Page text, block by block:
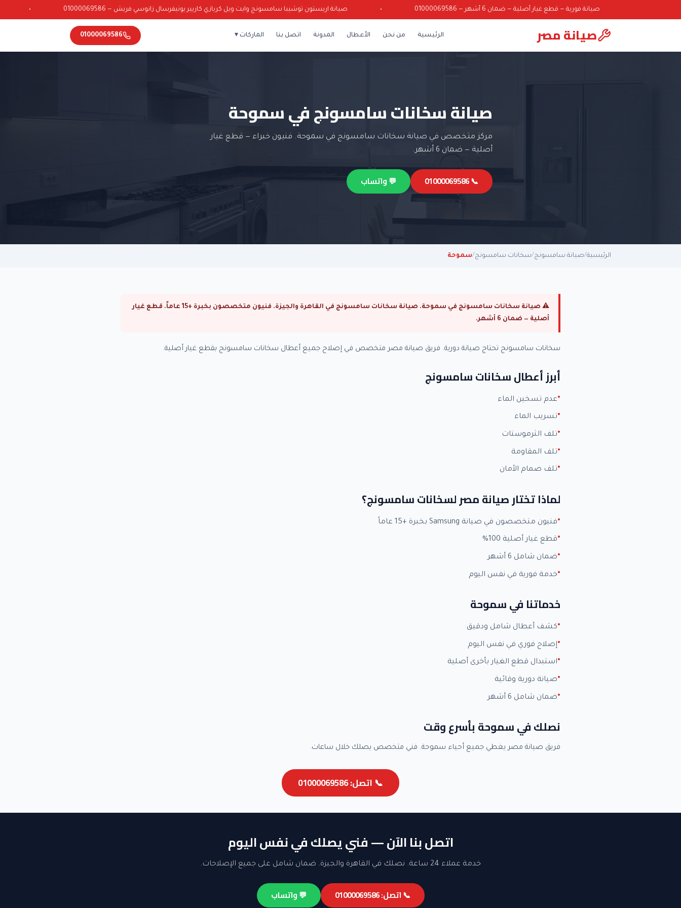
صيانة فورية — قطع غيار أصلية — ضمان 6 أشهر — 01000069586 صيانة اريستون توشيبا سامسونج وايت ويل كريازي كاريير يونيفرسال زانوسي فريش — 01000069586
صيانة مصر الرئيسية من نحن الأعطال المدونة اتصل بنا الماركات ▾ 01000069586
صيانة سخانات سامسونج في سموحة
مركز متخصص في صيانة سخانات سامسونج في سموحة. فنيون خبراء — قطع غيار
أصلية — ضمان 6 أشهر.
📞 01000069586 💬 واتساب
الرئيسية/صيانة سامسونج/سخانات سامسونج/سموحة
⚠ صيانة سخانات سامسونج في سموحة. صيانة سخانات سامسونج في القاهرة والجيزة. فنيون متخصصون بخبرة +15 عاماً. قطع غيار
أصلية — ضمان 6 أشهر.
سخانات سامسونج تحتاج صيانة دورية. فريق صيانة مصر متخصص في إصلاح جميع أعطال سخانات سامسونج بقطع غيار أصلية.
أبرز أعطال سخانات سامسونج
عدم تسخين الماء
تسريب الماء
تلف الثرموستات
تلف المقاومة
تلف صمام الأمان
لماذا تختار صيانة مصر لسخانات سامسونج؟
فنيون متخصصون في صيانة Samsung بخبرة +15 عاماً
قطع غيار أصلية 100%
ضمان شامل 6 أشهر
خدمة فورية في نفس اليوم
خدماتنا في سموحة
كشف أعطال شامل ودقيق
إصلاح فوري في نفس اليوم
استبدال قطع الغيار بأخرى أصلية
صيانة دورية وقائية
ضمان شامل 6 أشهر
نصلك في سموحة بأسرع وقت
فريق صيانة مصر يغطي جميع أحياء سموحة. فني متخصص يصلك خلال ساعات.
📞 اتصل: 01000069586
اتصل بنا الآن — فني يصلك في نفس اليوم
خدمة عملاء 24 ساعة. نصلك في القاهرة والجيزة. ضمان شامل على جميع الإصلاحات.
📞 اتصل: 01000069586 💬 واتساب